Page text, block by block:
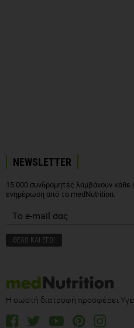
NEWSLETTER
15.000 συνδρομητές λαμβάνουν κάθε
ενημέρωση από το medNutrition.
Η σωστή διατροφή προσφέρει